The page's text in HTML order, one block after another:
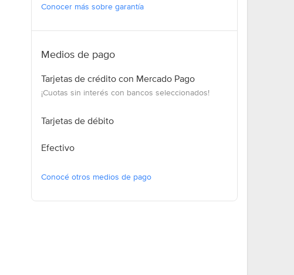
Conocer más sobre garantía
Medios de pago
Tarjetas de crédito con Mercado Pago
¡Cuotas sin interés con bancos seleccionados!
Tarjetas de débito
Efectivo
Conocé otros medios de pago